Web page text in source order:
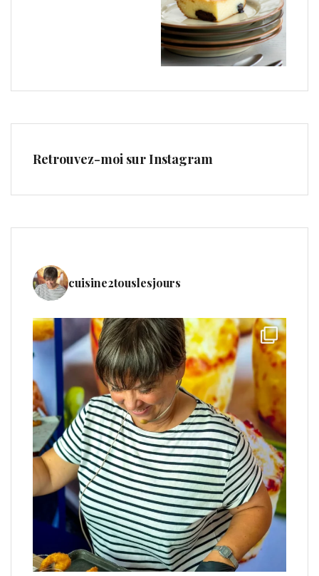
Retrouvez-moi sur Instagram
cuisine2touslesjours